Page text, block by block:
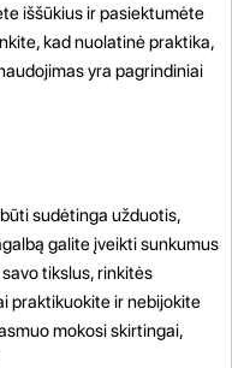
iššūkius ir pasiektumėte
kad nuolatinė praktika,
yra pagrindiniai
sudėtinga užduotis,
galite įveikti sunkumus
tikslus, rinkitės
praktikuokite ir nebijokite
mokosi skirtingai,